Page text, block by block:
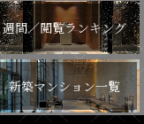
週間／閲覧ランキング
新築マンション一覧